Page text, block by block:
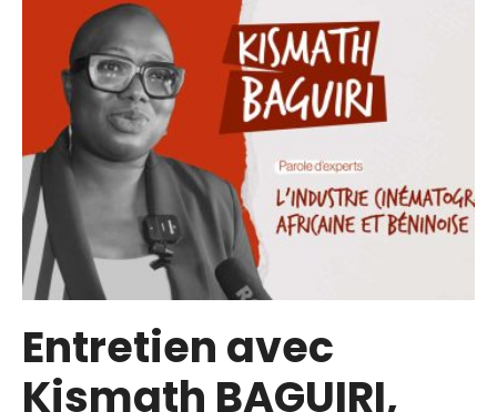
Entretien avec
Kismath BAGUIRI,